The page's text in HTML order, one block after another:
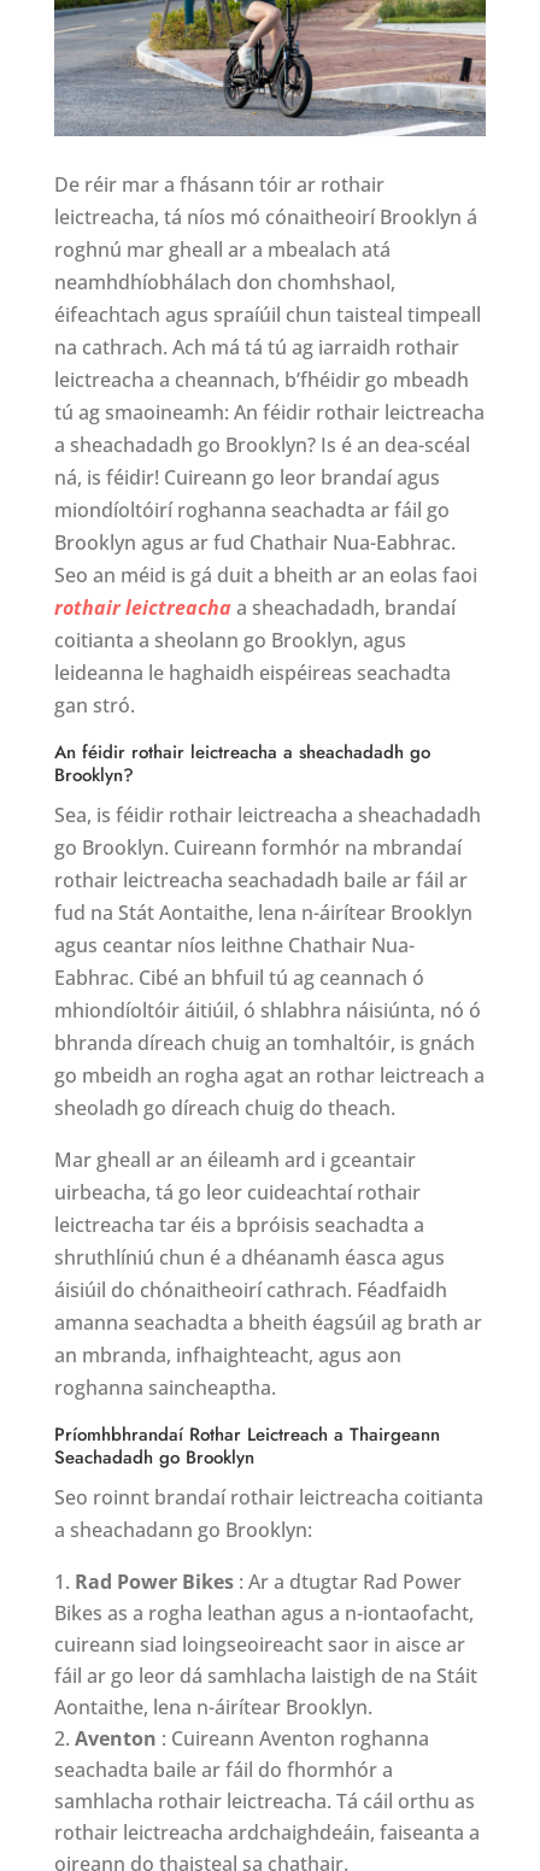
De réir mar a fhásann tóir ar rothair
leictreacha, tá níos mó cónaitheoirí Brooklyn á
roghnú mar gheall ar a mbealach atá
neamhdhíobhálach don chomhshaol,
éifeachtach agus spraíúil chun taisteal timpeall
na cathrach. Ach má tá tú ag iarraidh rothair
leictreacha a cheannach, b’fhéidir go mbeadh
tú ag smaoineamh: An féidir rothair leictreacha
a sheachadadh go Brooklyn? Is é an dea-scéal
ná, is féidir! Cuireann go leor brandaí agus
miondíoltóirí roghanna seachadta ar fáil go
Brooklyn agus ar fud Chathair Nua-Eabhrac.
Seo an méid is gá duit a bheith ar an eolas faoi
rothair leictreacha a sheachadadh, brandaí
coitianta a sheolann go Brooklyn, agus
leideanna le haghaidh eispéireas seachadta
gan stró.
An féidir rothair leictreacha a sheachadadh go
Brooklyn?
Sea, is féidir rothair leictreacha a sheachadadh
go Brooklyn. Cuireann formhór na mbrandaí
rothair leictreacha seachadadh baile ar fáil ar
fud na Stát Aontaithe, lena n-áirítear Brooklyn
agus ceantar níos leithne Chathair Nua-
Eabhrac. Cibé an bhfuil tú ag ceannach ó
mhiondíoltóir áitiúil, ó shlabhra náisiúnta, nó ó
bhranda díreach chuig an tomhaltóir, is gnách
go mbeidh an rogha agat an rothar leictreach a
sheoladh go díreach chuig do theach.
Mar gheall ar an éileamh ard i gceantair
uirbeacha, tá go leor cuideachtaí rothair
leictreacha tar éis a bpróisis seachadta a
shruthlíniú chun é a dhéanamh éasca agus
áisiúil do chónaitheoirí cathrach. Féadfaidh
amanna seachadta a bheith éagsúil ag brath ar
an mbranda, infhaighteacht, agus aon
roghanna saincheaptha.
Príomhbhrandaí Rothar Leictreach a Thairgeann
Seachadadh go Brooklyn
Seo roinnt brandaí rothair leictreacha coitianta
a sheachadann go Brooklyn:
Rad Power Bikes: Ar a dtugtar Rad Power
Bikes as a rogha leathan agus a n-iontaofacht,
cuireann siad loingseoireacht saor in aisce ar
fáil ar go leor dá samhlacha laistigh de na Stáit
Aontaithe, lena n-áirítear Brooklyn.
Aventon : Cuireann Aventon roghanna
seachadta baile ar fáil do fhormhór a
samhlacha rothair leictreacha. Tá cáil orthu as
rothair leictreacha ardchaighdeáin, faiseanta a
oireann do thaisteal sa chathair.